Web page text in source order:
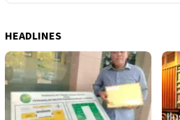
HEADLINES